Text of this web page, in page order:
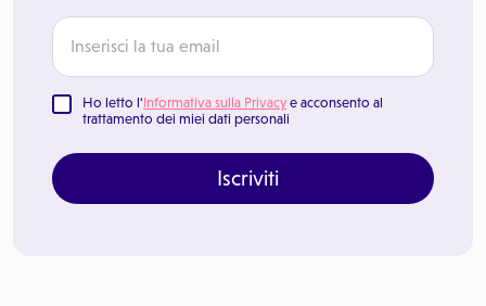
Ho letto l'Informativa sulla Privacy e acconsento al
trattamento dei miei dati personali
Iscriviti